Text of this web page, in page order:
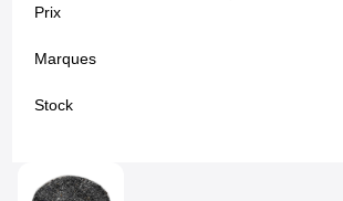
Prix
Marques
Stock